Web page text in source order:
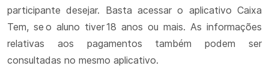
participante desejar. Basta acessar o aplicativo Caixa
Tem, se o aluno tiver 18 anos ou mais. As informações
relativas aos pagamentos também podem ser
consultadas no mesmo aplicativo.